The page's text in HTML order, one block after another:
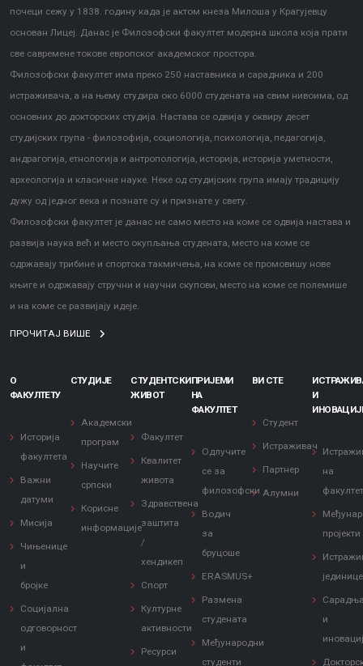
почеци сежу у 1838. годину када је актом кнеза Милоша у Крагујевцу
основан Лицеј. Данас је Филозофски факултет модерна школа која прати
све савремене токове европског академског простора.
Филозофски факултет има преко 250 наставника и сарадника и 200
истраживача, а на њему студира око 6000 студената на свим нивоима, од
основних до докторских студија. Настава се одвија у оквиру десет
студијских група - филозофија, социологија, психологија, педагогија,
андрагогија, етнологија и антропологија, историја, историја уметности,
археологија и класичне науке. Неке од студијских група имају традицију
дужу од једног века и познате су и признате у свету.
Филозофски факултет је данас не само место на коме се одвија настава и
развија наука већ и место окупљања студената, место на коме се
одржавају трибине и спортска такмичења, на коме се промовишу нове
књиге и одржавају стручни и научни скупови, место на коме се полемише
и на коме се развијају идеје.
ПРОЧИТАЈ ВИШЕ
О
ФАКУЛТЕТУ
Историја
факултета
Важни
датуми
Мисија
Чињенице
и
бројке
Социјална
одговорност
и
СТУДИЈЕ
Академски
програм
Научите
српски
Корисне
информације
СТУДЕНТСКИ
ЖИВОТ
Факултет
Квалитет
живота
Здравствена
заштита
/
хендикеп
Спорт
Културне
активности
Ресурси
ПРИЈЕМИ
НА
ФАКУЛТЕТ
Одлучите
се за
филозофски
Водич
за
бруцоше
ERASMUS+
Размена
студената
Међународни
студенти
ВИ СТЕ
Студент
Истраживач
Партнер
Алумни
И
на
пројекти
јединице
и